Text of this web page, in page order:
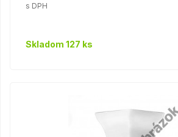
s DPH
Skladom 127 ks